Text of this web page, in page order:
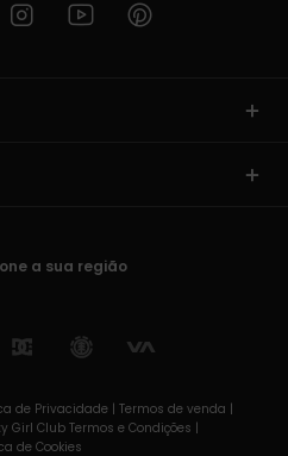
a sua região
de Privacidade | Termos de venda |
Girl Club Termos e Condições |
de Cookies